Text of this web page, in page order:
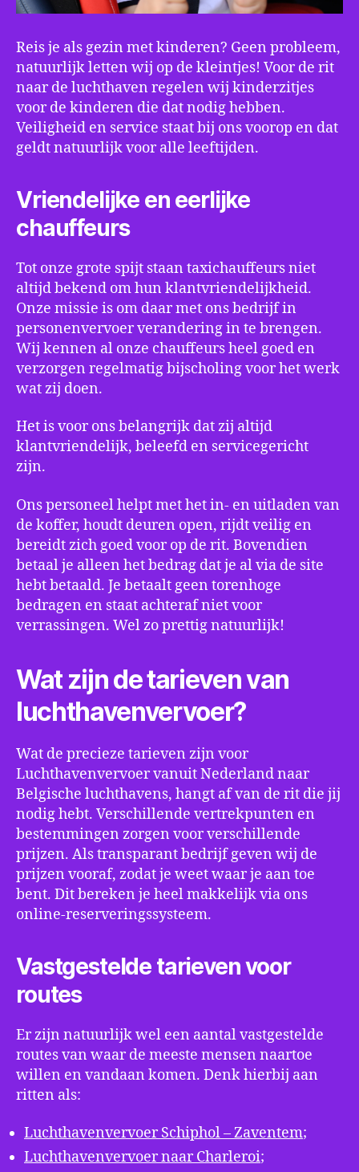
Reis je als gezin met kinderen? Geen probleem,
natuurlijk letten wij op de kleintjes! Voor de rit
naar de luchthaven regelen wij kinderzitjes
voor de kinderen die dat nodig hebben.
Veiligheid en service staat bij ons voorop en dat
geldt natuurlijk voor alle leeftijden.
Vriendelijke en eerlijke
chauffeurs
Tot onze grote spijt staan taxichauffeurs niet
altijd bekend om hun klantvriendelijkheid.
Onze missie is om daar met ons bedrijf in
personenvervoer verandering in te brengen.
Wij kennen al onze chauffeurs heel goed en
verzorgen regelmatig bijscholing voor het werk
wat zij doen.
Het is voor ons belangrijk dat zij altijd
klantvriendelijk, beleefd en servicegericht
zijn.
Ons personeel helpt met het in- en uitladen van
de koffer, houdt deuren open, rijdt veilig en
bereidt zich goed voor op de rit. Bovendien
betaal je alleen het bedrag dat je al via de site
hebt betaald. Je betaalt geen torenhoge
bedragen en staat achteraf niet voor
verrassingen. Wel zo prettig natuurlijk!
Wat zijn de tarieven van
luchthavenvervoer?
Wat de precieze tarieven zijn voor
Luchthavenvervoer vanuit Nederland naar
Belgische luchthavens, hangt af van de rit die jij
nodig hebt. Verschillende vertrekpunten en
bestemmingen zorgen voor verschillende
prijzen. Als transparant bedrijf geven wij de
prijzen vooraf, zodat je weet waar je aan toe
bent. Dit bereken je heel makkelijk via ons
online-reserveringssysteem.
Vastgestelde tarieven voor
routes
Er zijn natuurlijk wel een aantal vastgestelde
routes van waar de meeste mensen naartoe
willen en vandaan komen. Denk hierbij aan
ritten als:
Luchthavenvervoer Schiphol – Zaventem;
Luchthavenvervoer naar Charleroi;